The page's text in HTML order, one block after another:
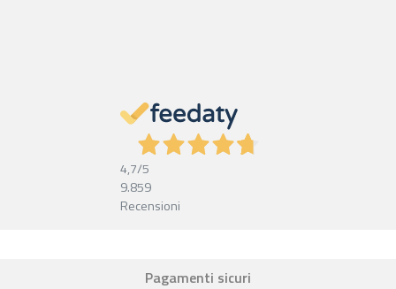
4,7/5
9.859
Recensioni
Pagamenti sicuri